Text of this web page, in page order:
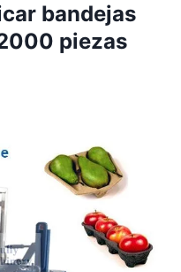
bandejas
piezas